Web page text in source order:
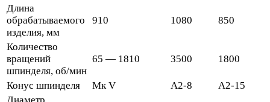
Длина
обрабатываемого
изделия, мм
910 1080 850
Количество
вращений
шпинделя, об/мин
65 — 1810 3500 1800
Конус шпинделя Мк V А2-8
A2-15